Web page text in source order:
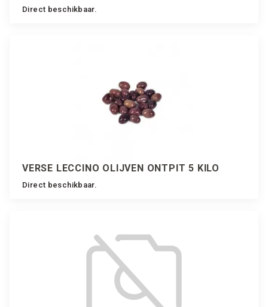
Direct beschikbaar.
VERSE LECCINO OLIJVEN ONTPIT 5 KILO
Direct beschikbaar.